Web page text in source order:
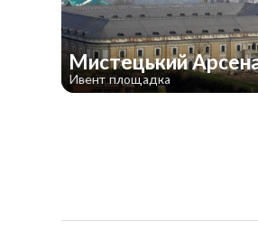
Мистецький
Ивент площадка